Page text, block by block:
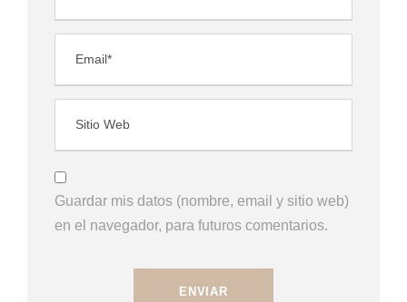
Guardar mis datos (nombre, email y sitio web)
en el navegador, para futuros comentarios.